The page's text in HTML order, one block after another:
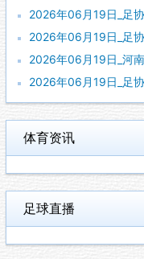
2026年06月19日_足协杯 天津
2026年06月19日_足协杯
2026年06月19日_河南队
2026年06月19日_足协杯
体育资讯
足球直播